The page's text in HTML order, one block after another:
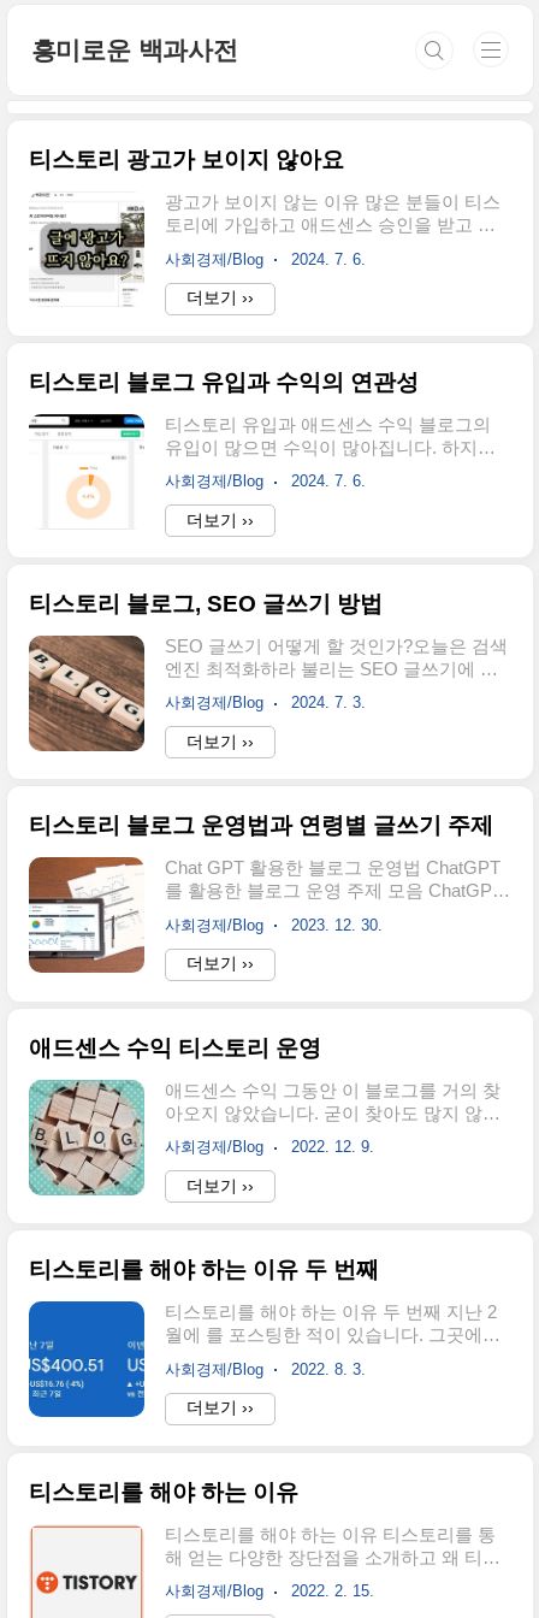
흥미로운 백과사전
티스토리 광고가 보이지 않아요
광고가 보이지 않는 이유 많은 분들이 티스
토리에 가입하고 애드센스 승인을 받고 티
스토리와 애드센스를 연결해서 광고를 송출
합니다. 그런데 광고가 보이지 않는다는 분
들이 의외로 많습니다. 왜 그럴까요? 많은
이유가 있지만, 아무런 것도 손대지 않았음
사람들에게 노출되지 않으면 종종 광고가
가 보이지 않는다. 아무도 찾지 않는 글에는
광고가 뜨지 않습니다. 물론 광고가 보이는
글도 있습니다. 하지만 트래픽이 거의 없다
면 구글은 광고를 송출하지 않음으로 불필
요한 노출을 하지 않도록 만듭니다. 이러한
한지 얼마 ..
사회경제/Blog 2024. 7. 6.
더보기 ››
티스토리 블로그 유입과 수익의 연관성
티스토리 유입과 애드센스 수익 블로그의
유입이 많으면 수익이 많아집니다. 하지만
하지만 정비례로 올라가는 것은 아닙니다.
주제와 블로그의 운영 시기에 따라 천차만
별이기 때문입니다. 그럼에도 유입이 적은
것보다 유입이 많으면 수익은 당연히 많아
마도 티스토리 자체광고 때문과 글쓰기 방
면 수익이 많다. 너무나 당연한 말입니다. 유
입이 없으면 광고를 클릭할 사람도 없으니
당연히 맞는 말입니다. 그러니까 가자 먼저
유입을 만들어야 합니다. 사람들이 찾는 글
을 써야 많이 유입이 됩니다. 유입을 늘리기
입을 늘..
사회경제/Blog 2024. 7. 6.
더보기 ››
티스토리 블로그, SEO 글쓰기 방법
SEO 글쓰기 어떻게 할 것인가?오늘은 검색
엔진 최적화하라 불리는 SEO 글쓰기에 대
해 알아보겠습니다. 우리가 기본적으로 알
고 있는 내용들이자, 너무나 쉽게 잊힐 수 있
는 내용들이 주기적으로 점검하고 숙지하면
좋은 글을 쓸 수 있는 아이디어를 얻을 수 있
출될 때 자연적으로 높은 순위에 나타나도
니다. 검색 엔진은 사용자가 특정 키워드
로 검색을 할 때 가장 관련성이 높은 웹페이
지를 제공하기 위해 다양한 알고리즘을 사
려하여 검색 결과의 순위를 결정합니
상웹페이지가..
사회경제/Blog 2024. 7. 3.
더보기 ››
티스토리 블로그 운영법과 연령별 글쓰기 주제
Chat GPT 활용한 블로그 운영법 ChatGPT
를 활용한 블로그 운영 주제 모음 ChatGPT
를 활용한 블로그 운영은 창의적이고 독특
한 방식으로 독자와 소통하며 흥미로운 콘
텐츠를 생성하는 것을 의미합니다. 아래는
ChatGPT를 활용한 블로그 운영법에 대한
또는 인물과 대화하는 콘텐츠를 생성할 수
을 촉진하고 흥미를 유발할 수 있습니다. 2.
Q&A 섹션: - ChatGPT를 활용하여 독자들로
부터 받은 질문에 대한 답변을 생성할 수 있
습니다. 실시간으로 독자들과 소통하는 느
낌을 주면서 블로그에 꾸준한 트래픽을 유
사회경제/Blog 2023. 12. 30.
더보기 ››
애드센스 수익 티스토리 운영
애드센스 수익 그동안 이 블로그를 거의 찾
아오지 않았습니다. 굳이 찾아도 많지 않았
고요. 그래도 가끔 찾아옵니다. 이전 글이 10
월 23일로 되어 있네요. 한 달 하고도 13일
을 오지 않았습니다. 2주에 한 번씩 들러 서
네개의 글을 쓰고 오지 않기를 반복하고 있
러워서 그렇습니다. 이곳에 찾아오지 않는
스 광고 미송출 문제가 일어나더니 10월 14
일에는 카카오 서버 센터에 화재가 일어나
면서 '카카오 대란'이 일어났습니다. 정말 어
난리 아닌 난리가 일어났습니다. 하루 300달
사회경제/Blog 2022. 12. 9.
더보기 ››
티스토리를 해야 하는 이유 두 번째
티스토리를 해야 하는 이유 두 번째 지난 2
월에 를 포스팅한 적이 있습니다. 그곳에서
매우 원론적인 이야기를 했습니다. 오늘도
거기서 크게 벗어나지 못하지만 좀 더 다은
이야기를 추가하려 합니다. 2022.02.15 -
[Blog] - 티스토리를 해야 하는 이유 티스토
을 소개하고 왜 티스토리를 해야 하는지로
글이 25개를 넘었습니다. 오늘 이 글을 포
korea.osulgil.com 먼저 저의 수익을 보여드
리겠습니다. 이걸 환율로 따지니 지난 6월
수익이 무려 270만 원이 넘었습니다. 하루에
사회경제/Blog 2022. 8. 3.
더보기 ››
티스토리를 해야 하는 이유
티스토리를 해야 하는 이유 티스토리를 통
해 얻는 다양한 장단점을 소개하고 왜 티스
토리를 해야 하는지로 이야기하려고 합니
다. 방금 전까지 드디어 글이 25개를 넘었습
사회경제/Blog 2022. 2. 15.